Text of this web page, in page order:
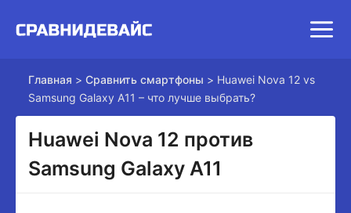
Главная > Сравнить смартфоны > Huawei Nova 12 vs
Samsung Galaxy A11 – что лучше выбрать?
Huawei Nova 12 против
Samsung Galaxy A11